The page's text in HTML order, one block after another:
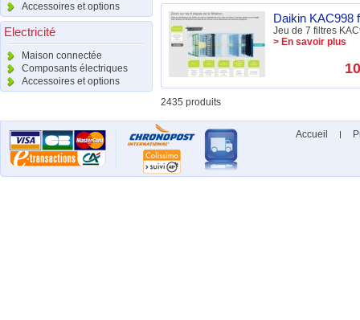
Accessoires et options
Electricité
Maison connectée
Composants électriques
Accessoires et options
Daikin KAC998
Jeu de 7 filtres
> En savoir plus
2435 produits
Accueil